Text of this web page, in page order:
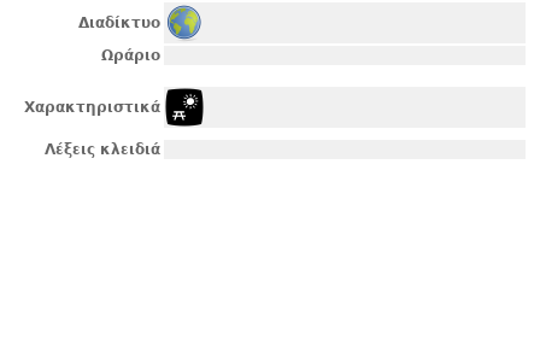
Διαδίκτυο
Ωράριο
Χαρακτηριστικά
Λέξεις κλειδιά